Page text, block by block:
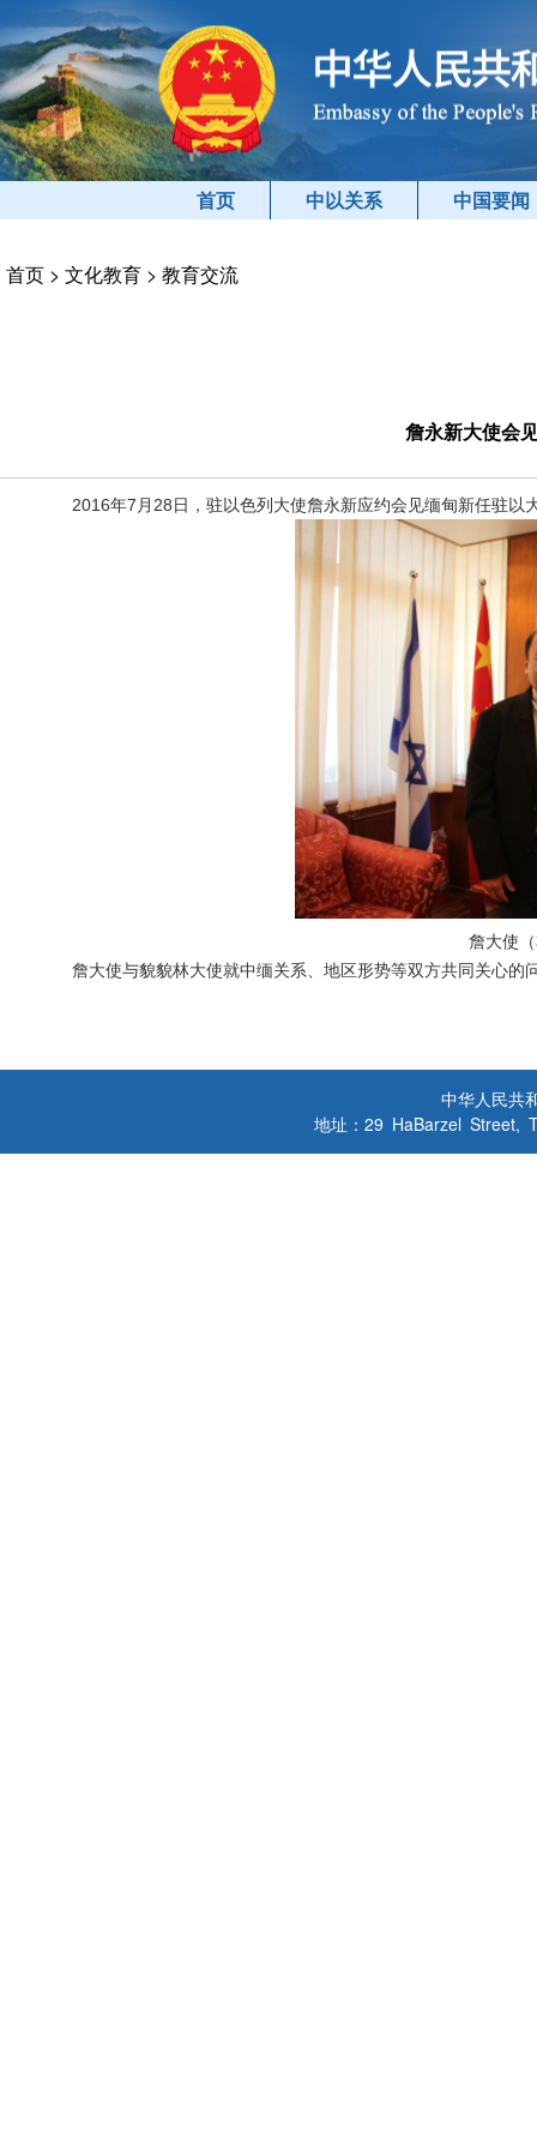
首页 中以关系 中国要闻
首页 > 文化教育 > 教育交流
詹永新大使会
2016年7月28日，驻以色列大使詹永新应约会见缅甸新任驻以
詹大使
詹大使与貌貌林大使就中缅关系、地区形势等双方共同关心的
中华人民共
地址：29 HaBarzel Street,